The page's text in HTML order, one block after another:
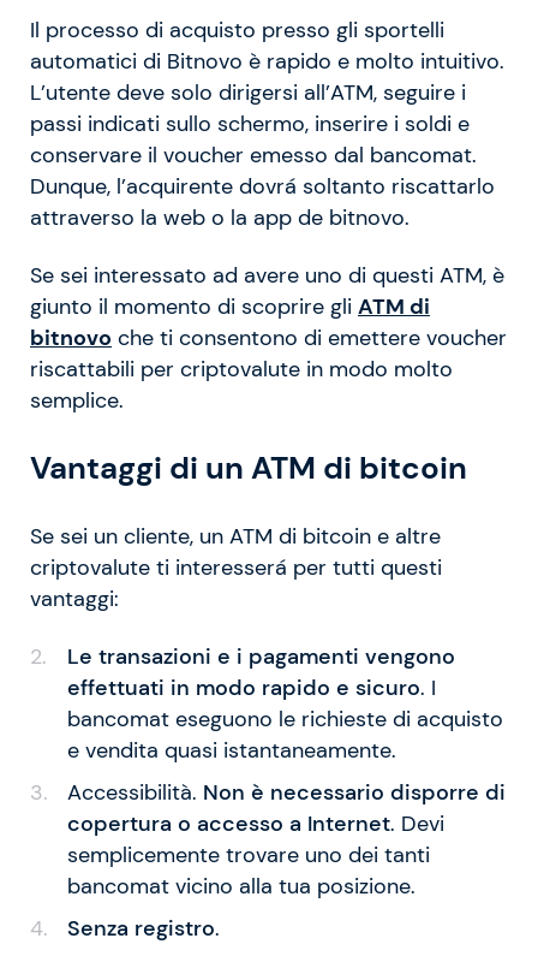
Il processo di acquisto presso gli sportelli
automatici di Bitnovo è rapido e molto intuitivo.
L’utente deve solo dirigersi all’ATM, seguire i
passi indicati sullo schermo, inserire i soldi e
conservare il voucher emesso dal bancomat.
Dunque, l’acquirente dovrá soltanto riscattarlo
attraverso la web o la app de bitnovo.
Se sei interessato ad avere uno di questi ATM, è
giunto il momento di scoprire gli ATM di
bitnovo che ti consentono di emettere voucher
riscattabili per criptovalute in modo molto
semplice.
Vantaggi di un ATM di bitcoin
Se sei un cliente, un ATM di bitcoin e altre
criptovalute ti interesserá per tutti questi
vantaggi:
Le transazioni e i pagamenti vengono
effettuati in modo rapido e sicuro. I
bancomat eseguono le richieste di acquisto
e vendita quasi istantaneamente.
Accessibilità. Non è necessario disporre di
copertura o accesso a Internet. Devi
semplicemente trovare uno dei tanti
bancomat vicino alla tua posizione.
Senza registro.